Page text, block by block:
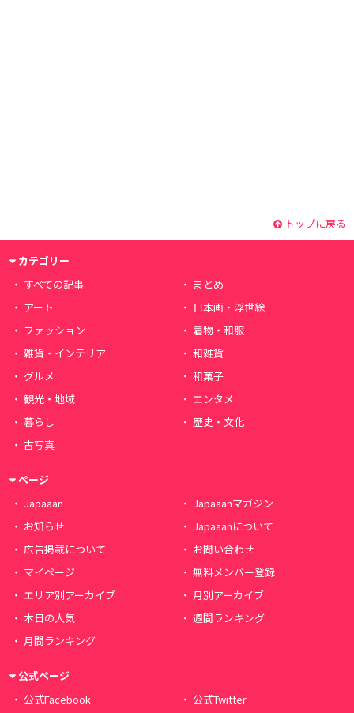
トップに戻る
カテゴリー
すべての記事
まとめ
アート
日本画・浮世絵
ファッション
着物・和服
雑貨・インテリア
和雑貨
グルメ
和菓子
観光・地域
エンタメ
暮らし
歴史・文化
古写真
ページ
Japaaan
Japaaanマガジン
お知らせ
Japaaanについて
広告掲載について
お問い合わせ
マイページ
無料メンバー登録
エリア別アーカイブ
月別アーカイブ
本日の人気
週間ランキング
月間ランキング
公式ページ
公式Facebook
公式Twitter